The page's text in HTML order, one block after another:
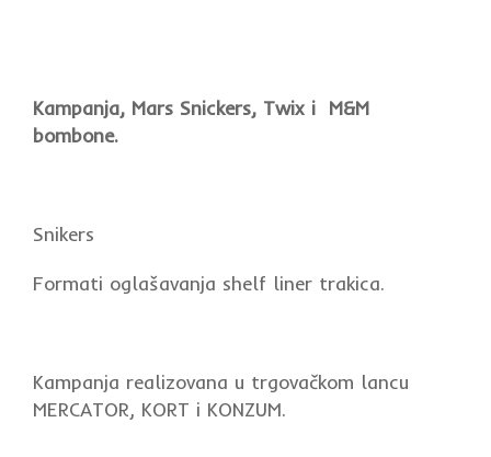
Kampanja, Mars Snickers, Twix i M&M
bombone.
Snikers
Formati oglašavanja shelf liner trakica.
Kampanja realizovana u trgovačkom lancu
MERCATOR, KORT i KONZUM.